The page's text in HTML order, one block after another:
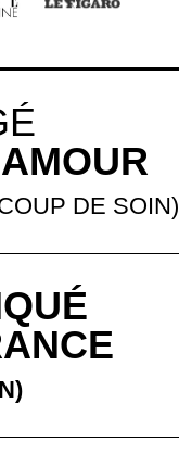
DE SOIN)